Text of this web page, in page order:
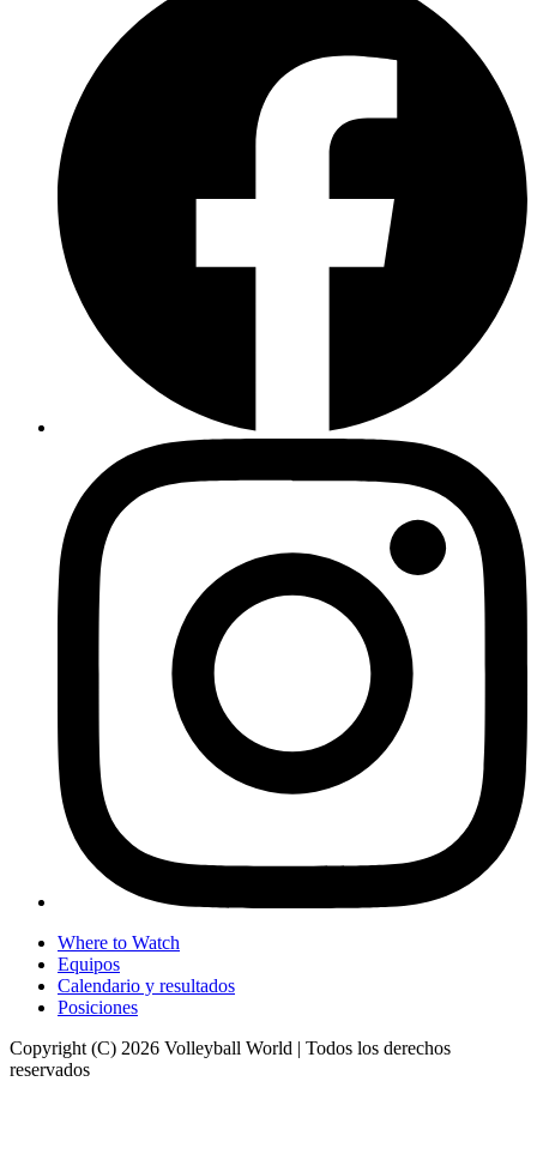
Where to Watch
Equipos
Calendario y resultados
Posiciones
Copyright (C) 2026 Volleyball World | Todos los derechos
reservados